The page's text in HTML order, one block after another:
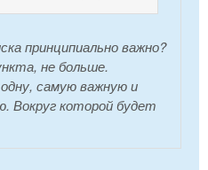
принципиально важно?
не больше.
самую важную и
Вокруг которой будет